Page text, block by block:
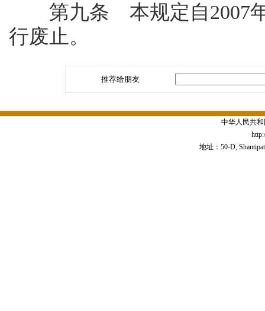
第九条 本规定自2007年1
行废止。
推荐给朋友
中华人民共
地址：50-D,